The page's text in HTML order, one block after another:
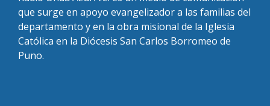
que surge en apoyo evangelizador a las familias del
departamento y en la obra misional de la Iglesia
Católica en la Diócesis San Carlos Borromeo de
Puno.